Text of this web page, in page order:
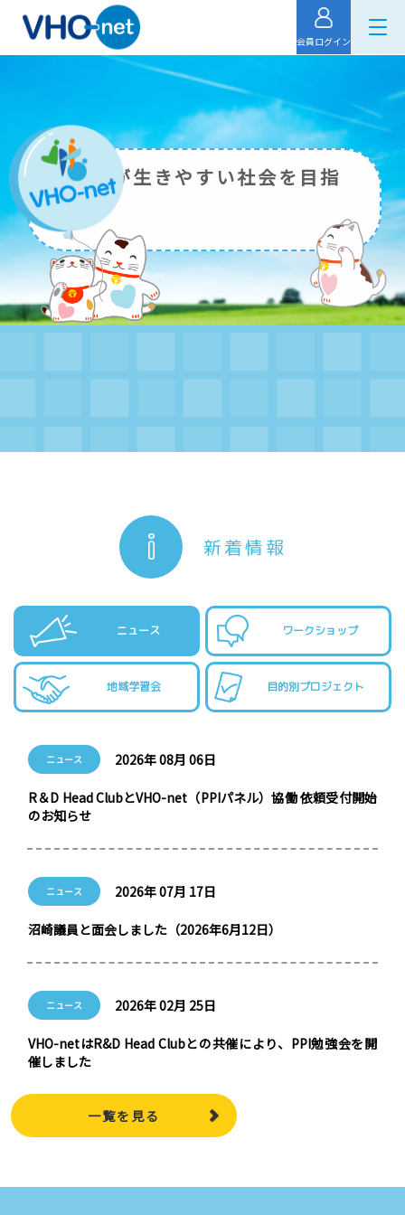
会員ログイン
新着情報
ニュース ワークショップ
地域学習会 目的別プロジェクト
ニュース 2026年 08月 06日
R＆D Head ClubとVHO-net（PPIパネル）協働 依頼受付開始
のお知らせ
ニュース 2026年 07月 17日
沼崎議員と面会しました（2026年6月12日）
ニュース 2026年 02月 25日
VHO-netはR&D Head Clubとの共催により、PPI勉強会を開
催しました
一覧を見る